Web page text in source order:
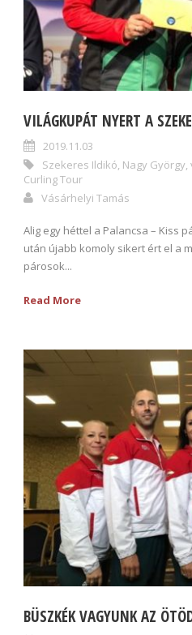
VILÁGKUPÁT NYERT A
2019.11.03
Szekeres Ildikó, Nagy György,
Curling Tour
Vásárhelyi Tamás
Alig egy héttel a Palancsa – Kiss
után újabb komoly sikert ért el a
párosok...
Read More
BÜSZKÉK VAGYUNK AZ